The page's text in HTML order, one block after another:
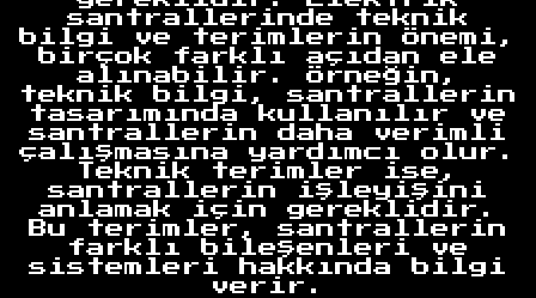
santrallerinde teknik
bilgi ve terimlerin önemi,
birçok farklı açıdan ele
alınabilir. Örneğin,
teknik bilgi, santrallerin
tasarımında kullanılır ve
santrallerin daha verimli
çalışmasına yardımcı olur.
Teknik terimler ise,
santrallerin işleyişini
anlamak için gereklidir.
Bu terimler, santrallerin
farklı bileşenleri ve
sistemleri hakkında bilgi
verir.